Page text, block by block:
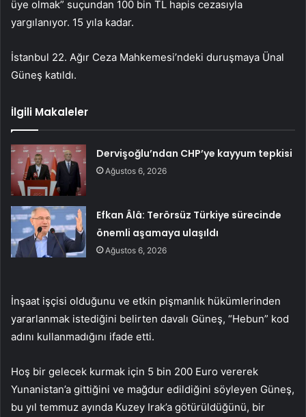
üye olmak” suçundan 100 bin TL hapis cezasıyla
yargılanıyor. 15 yıla kadar.
İstanbul 22. Ağır Ceza Mahkemesi’ndeki duruşmaya Ünal
Güneş katıldı.
İlgili Makaleler
Dervişoğlu’ndan CHP’ye kayyum tepkisi
Ağustos 6, 2026
Efkan Âlâ: Terörsüz Türkiye sürecinde
önemli aşamaya ulaşıldı
Ağustos 6, 2026
İnşaat işçisi olduğunu ve etkin pişmanlık hükümlerinden
yararlanmak istediğini belirten davalı Güneş, “Hebun” kod
adını kullanmadığını ifade etti.
Hoş bir gelecek kurmak için 5 bin 200 Euro vererek
Yunanistan’a gittiğini ve mağdur edildiğini söyleyen Güneş,
bu yıl temmuz ayında Kuzey Irak’a götürüldüğünü, bir